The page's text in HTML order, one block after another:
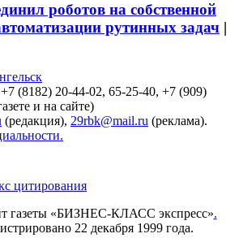
роботов на собственной
рутинных задач |
(8182) 20-44-02, 65-25-40, +7 (909)
и на сайте)
(редакция), 29rbk@mail.ru (реклама).
газеты «БИЗНЕС-КЛАСС экспресс».
22 декабря 1999 года.